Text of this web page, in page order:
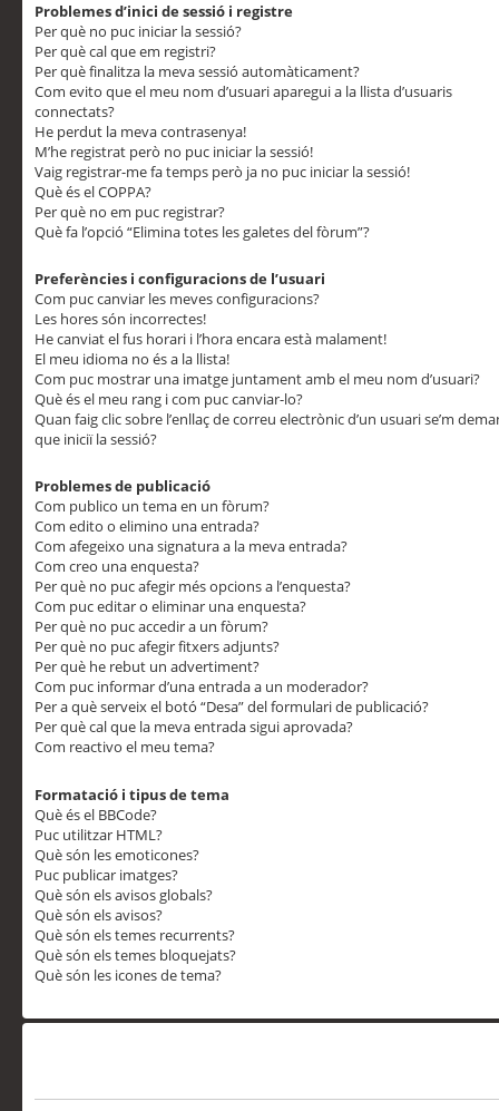
Problemes d’inici de sessió i registre
Per què no puc iniciar la sessió?
Per què cal que em registri?
Per què finalitza la meva sessió automàticament?
Com evito que el meu nom d’usuari aparegui a la llista d’usuaris
connectats?
He perdut la meva contrasenya!
M’he registrat però no puc iniciar la sessió!
Vaig registrar-me fa temps però ja no puc iniciar la sessió!
Què és el COPPA?
Per què no em puc registrar?
Què fa l’opció “Elimina totes les galetes del fòrum”?
Preferències i configuracions de l’usuari
Com puc canviar les meves configuracions?
Les hores són incorrectes!
He canviat el fus horari i l’hora encara està malament!
El meu idioma no és a la llista!
Com puc mostrar una imatge juntament amb el meu nom d’usuari?
Què és el meu rang i com puc canviar-lo?
Quan faig clic sobre l’enllaç de correu electrònic d’un usuari se’m
que iniciï la sessió?
Problemes de publicació
Com publico un tema en un fòrum?
Com edito o elimino una entrada?
Com afegeixo una signatura a la meva entrada?
Com creo una enquesta?
Per què no puc afegir més opcions a l’enquesta?
Com puc editar o eliminar una enquesta?
Per què no puc accedir a un fòrum?
Per què no puc afegir fitxers adjunts?
Per què he rebut un advertiment?
Com puc informar d’una entrada a un moderador?
Per a què serveix el botó “Desa” del formulari de publicació?
Per què cal que la meva entrada sigui aprovada?
Com reactivo el meu tema?
Formatació i tipus de tema
Què és el BBCode?
Puc utilitzar HTML?
Què són les emoticones?
Puc publicar imatges?
Què són els avisos globals?
Què són els avisos?
Què són els temes recurrents?
Què són els temes bloquejats?
Què són les icones de tema?